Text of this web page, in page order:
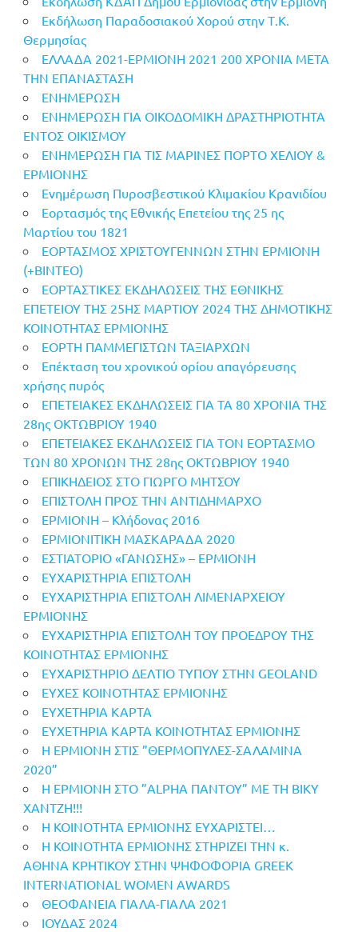
Εκδήλωση Παραδοσιακού Χορού στην Τ.Κ.
Θερμησίας
ΕΛΛΑΔΑ 2021-ΕΡΜΙΟΝΗ 2021 200 ΧΡΟΝΙΑ ΜΕΤΑ
ΤΗΝ ΕΠΑΝΑΣΤΑΣΗ
ΕΝΗΜΕΡΩΣΗ
ΕΝΗΜΕΡΩΣΗ ΓΙΑ ΟΙΚΟΔΟΜΙΚΗ ΔΡΑΣΤΗΡΙΟΤΗΤΑ
ΕΝΤΟΣ ΟΙΚΙΣΜΟΥ
ΕΝΗΜΕΡΩΣΗ ΓΙΑ ΤΙΣ ΜΑΡΙΝΕΣ ΠΟΡΤΟ ΧΕΛΙΟΥ &
ΕΡΜΙΟΝΗΣ
Ενημέρωση Πυροσβεστικού Κλιμακίου Κρανιδίου
Εορτασμός της Εθνικής Επετείου της 25 ης
Μαρτίου του 1821
ΕΟΡΤΑΣΜΟΣ ΧΡΙΣΤΟΥΓΕΝΝΩΝ ΣΤΗΝ ΕΡΜΙΟΝΗ
(+BINTEO)
ΕΟΡΤΑΣΤΙΚΕΣ ΕΚΔΗΛΩΣΕΙΣ ΤΗΣ ΕΘΝΙΚΗΣ
ΕΠΕΤΕΙΟΥ ΤΗΣ 25ΗΣ ΜΑΡΤΙΟΥ 2024 ΤΗΣ ΔΗΜΟΤΙΚΗΣ
ΚΟΙΝΟΤΗΤΑΣ ΕΡΜΙΟΝΗΣ
ΕΟΡΤΗ ΠΑΜΜΕΓΙΣΤΩΝ ΤΑΞΙΑΡΧΩΝ
Επέκταση του χρονικού ορίου απαγόρευσης
χρήσης πυρός
ΕΠΕΤΕΙΑΚΕΣ ΕΚΔΗΛΩΣΕΙΣ ΓΙΑ ΤΑ 80 ΧΡΟΝΙΑ ΤΗΣ
28ης ΟΚΤΩΒΡΙΟΥ 1940
ΕΠΕΤΕΙΑΚΕΣ ΕΚΔΗΛΩΣΕΙΣ ΓΙΑ ΤΟΝ ΕΟΡΤΑΣΜΟ
ΤΩΝ 80 ΧΡΟΝΩΝ ΤΗΣ 28ης ΟΚΤΩΒΡΙΟΥ 1940
ΕΠΙΚΗΔΕΙΟΣ ΣΤΟ ΓΙΩΡΓΟ ΜΗΤΣΟΥ
ΕΠΙΣΤΟΛΗ ΠΡΟΣ ΤΗΝ ΑΝΤΙΔΗΜΑΡΧΟ
ΕΡΜΙΟΝΗ – Κλήδονας 2016
ΕΡΜΙΟΝΙΤΙΚΗ ΜΑΣΚΑΡΑΔΑ 2020
ΕΣΤΙΑΤΟΡΙΟ «ΓΑΝΩΣΗΣ» – ΕΡΜΙΟΝΗ
ΕΥΧΑΡΙΣΤΗΡΙΑ ΕΠΙΣΤΟΛΗ
ΕΥΧΑΡΙΣΤΗΡΙΑ ΕΠΙΣΤΟΛΗ ΛΙΜΕΝΑΡΧΕΙΟΥ
ΕΡΜΙΟΝΗΣ
ΕΥΧΑΡΙΣΤΗΡΙΑ ΕΠΙΣΤΟΛΗ ΤΟΥ ΠΡΟΕΔΡΟΥ ΤΗΣ
ΚΟΙΝΟΤΗΤΑΣ ΕΡΜΙΟΝΗΣ
ΕΥΧΑΡΙΣΤΗΡΙΟ ΔΕΛΤΙΟ ΤΥΠΟΥ ΣΤΗΝ GEOLAND
ΕΥΧΕΣ ΚΟΙΝΟΤΗΤΑΣ ΕΡΜΙΟΝΗΣ
ΕΥΧΕΤΗΡΙΑ ΚΑΡΤΑ
ΕΥΧΕΤΗΡΙΑ ΚΑΡΤΑ ΚΟΙΝΟΤΗΤΑΣ ΕΡΜΙΟΝΗΣ
Η ΕΡΜΙΟΝΗ ΣΤΙΣ ”ΘΕΡΜΟΠΥΛΕΣ-ΣΑΛΑΜΙΝΑ
2020”
Η ΕΡΜΙΟΝΗ ΣΤΟ ”ALPHA ΠΑΝΤΟΥ” ΜΕ ΤΗ ΒΙΚΥ
ΧΑΝΤΖΗ!!!
Η ΚΟΙΝΟΤΗΤΑ ΕΡΜΙΟΝΗΣ ΕΥΧΑΡΙΣΤΕΙ…
Η ΚΟΙΝΟΤΗΤΑ ΕΡΜΙΟΝΗΣ ΣΤΗΡΙΖΕΙ ΤΗΝ κ.
ΑΘΗΝΑ ΚΡΗΤΙΚΟΥ ΣΤΗΝ ΨΗΦΟΦΟΡΙΑ GREEK
INTERNATIONAL WOMEN AWARDS
ΘΕΟΦΑΝΕΙΑ ΓΙΑΛΑ-ΓΙΑΛΑ 2021
ΙΟΥΔΑΣ 2024